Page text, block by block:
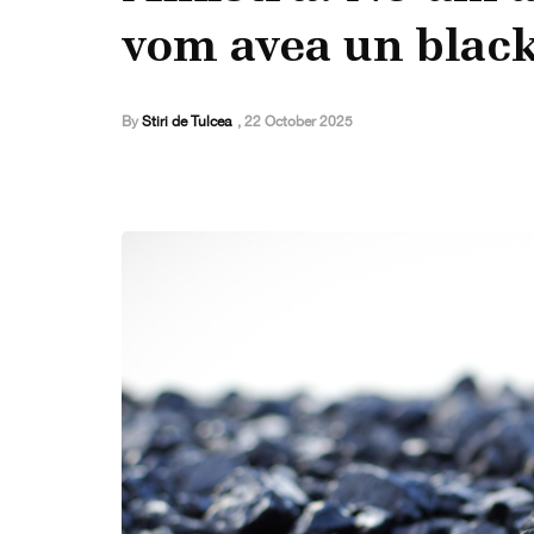
vom avea un
By Stiri de Tulcea , 22 October 2025